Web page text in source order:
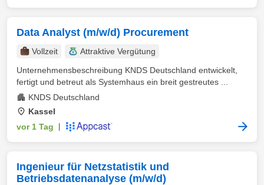
Data Analyst (m/w/d) Procurement
Vollzeit
Attraktive Vergütung
Unternehmensbeschreibung KNDS Deutschland entwickelt,
fertigt und betreut als Systemhaus ein breit gestreutes ...
KNDS Deutschland
Kassel
vor 1 Tag
Ingenieur für Netzstatistik und
Betriebsdatenanalyse (m/w/d)